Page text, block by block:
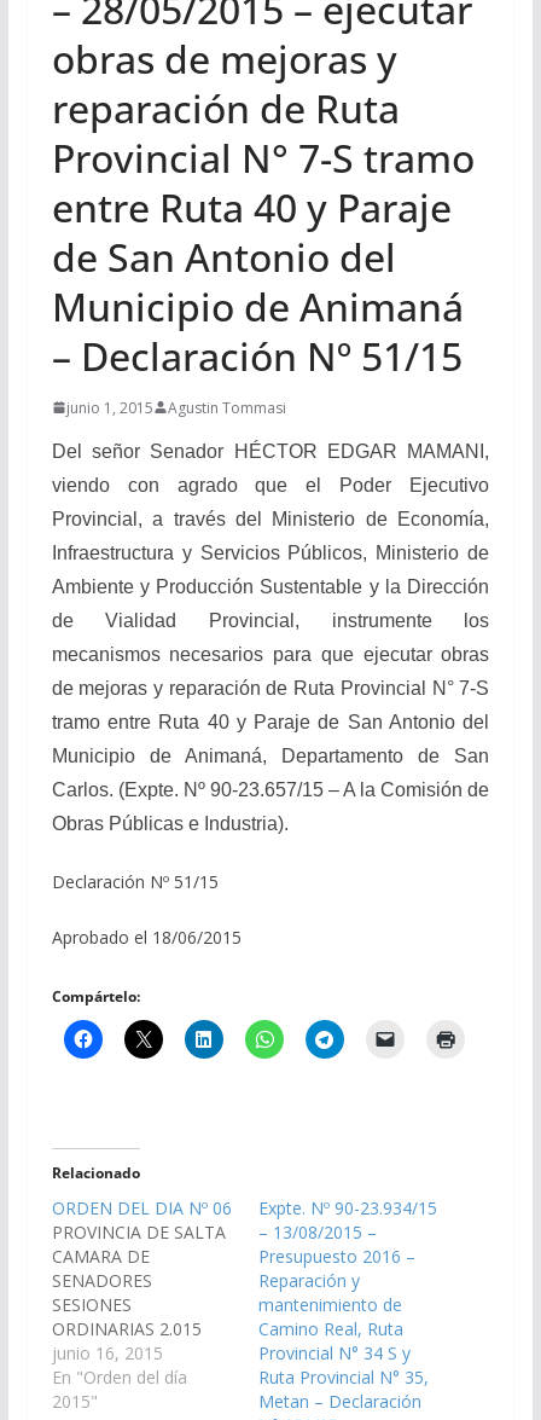
obras de mejoras y
reparación de Ruta
Provincial N° 7-S tramo
entre Ruta 40 y Paraje
de San Antonio del
Municipio de Animaná
– Declaración Nº 51/15
junio 1, 2015 Agustin Tommasi
Del señor Senador HÉCTOR EDGAR MAMANI,
viendo con agrado que el Poder Ejecutivo
Provincial, a través del Ministerio de Economía,
Infraestructura y Servicios Públicos, Ministerio de
Ambiente y Producción Sustentable y la Dirección
de Vialidad Provincial, instrumente los
mecanismos necesarios para que ejecutar obras
de mejoras y reparación de Ruta Provincial N° 7-S
tramo entre Ruta 40 y Paraje de San Antonio del
Municipio de Animaná, Departamento de San
Carlos. (Expte. Nº 90-23.657/15 – A la Comisión de
Obras Públicas e Industria).
Declaración Nº 51/15
Aprobado el 18/06/2015
Compártelo:
Relacionado
ORDEN DEL DIA Nº 06
PROVINCIA DE SALTA
CAMARA DE
SENADORES
SESIONES
ORDINARIAS 2.015
ORDEN DEL DIA Nº 6
(Dictámenes de
Comisiones entrados
junio 16, 2015
En "Orden del día
2015"
Expte. Nº 90-23.934/15
– 13/08/2015 –
Presupuesto 2016 –
Reparación y
mantenimiento de
Camino Real, Ruta
Provincial N° 34 S y
Ruta Provincial N° 35,
Metan – Declaración